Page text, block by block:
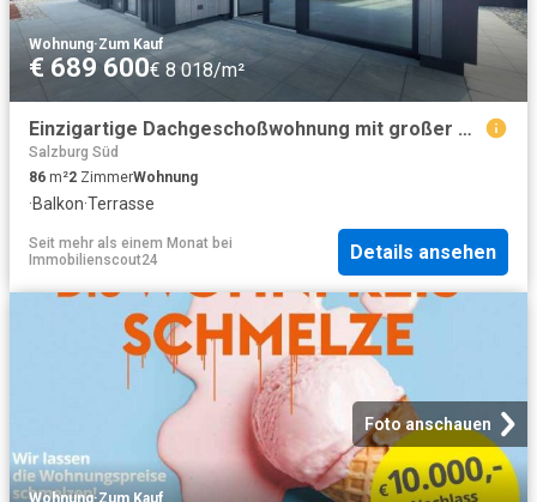
Wohnung·Zum Kauf
€ 689 600€ 8 018/m²
Einzigartige Dachgeschoßwohnung mit großer Dachterrasse in absoluter Ruhelage
Salzburg Süd
86 m²2 ZimmerWohnung
·Balkon·Terrasse
Seit mehr als einem Monat bei
Immobilienscout24
Details ansehen
Foto anschauen